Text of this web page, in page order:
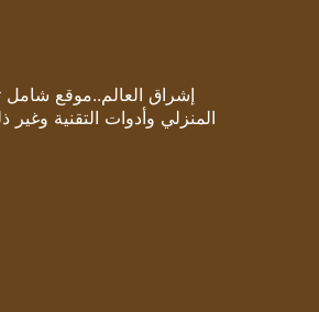
إشراق العالم..موقع شامل
المنزلي وأدوات التقنية